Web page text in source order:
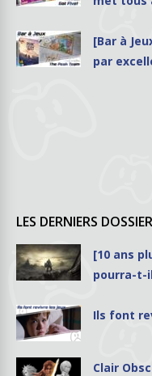
[Bar à
par
LES DERNIERS
[10 ans
pourra-t-
Ils font
Clair